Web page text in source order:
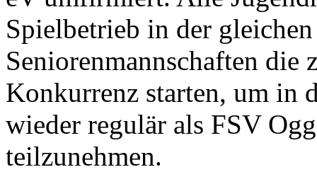
Spielbetrieb in der
Seniorenmannschaften die
Konkurrenz starten, um in
wieder regulär als FSV
teilzunehmen.